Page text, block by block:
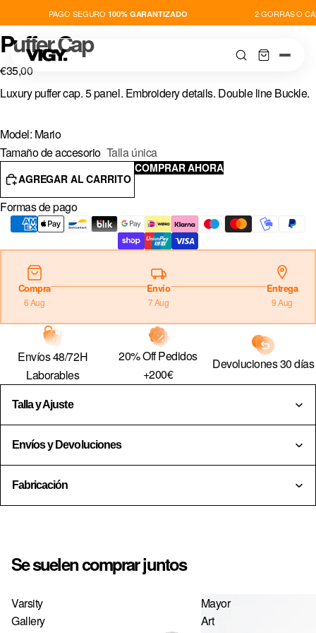
PAGO SEGURO100% GARANTIZADO 2 GORRAS O
TIENDA
NOVEDADES
PLAYERS
THIS IS VIGY
Sign in
COUNTRY & CURRENCY
DE · € — ALEMANIA
AT · € — AUSTRIA
BE · € — BÉLGICA
SK · € — ESLOVAQUIA
SI · € — ESLOVENIA
ES · € — ESPAÑA
Puffer Cap
€35,00
Luxury puffer cap.5 panel. Embroidery details. Double line Buckle.
Model: Mario
Tamaño de accesorio Talla única
AGREGAR AL CARRITO
COMPRAR AHORA
Formas de pago
Compra
6 Aug
Envío
7 Aug
Entrega
9 Aug
Envíos 48/72H
Laborables
20% Off Pedidos
+200€
Devoluciones 30 días
Talla y Ajuste
Envíos y Devoluciones
Fabricación
Se suelen comprar juntos
Varsity
Gallery
Mayor
Art